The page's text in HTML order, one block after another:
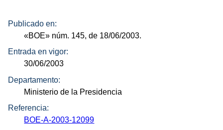
Publicado en:
«BOE» núm. 145, de 18/06/2003.
Entrada en vigor:
30/06/2003
Departamento:
Ministerio de la Presidencia
Referencia:
BOE-A-2003-12099